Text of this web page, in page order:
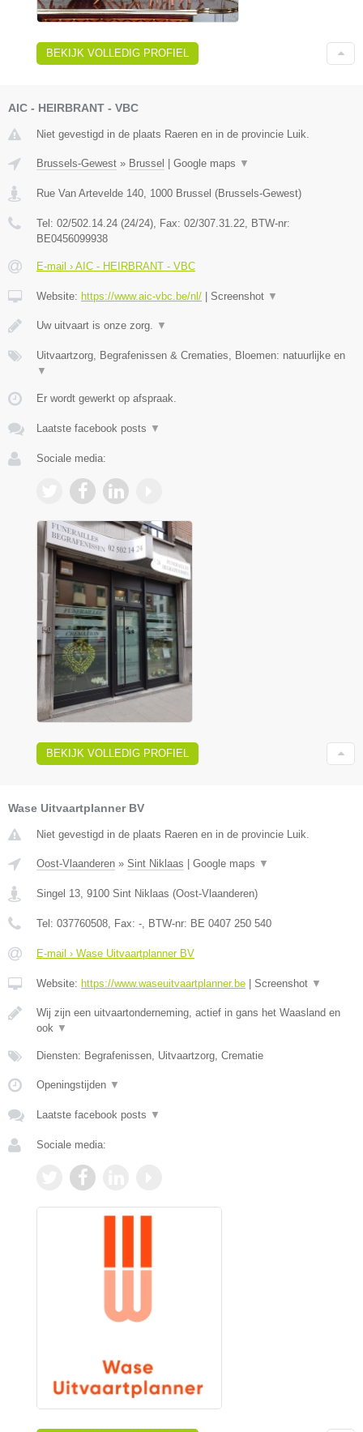
BEKIJK VOLLEDIG PROFIEL
AIC - HEIRBRANT - VBC
Niet gevestigd in de plaats Raeren en in de provincie Luik.
Brussels-Gewest » Brussel Google maps ▼
Rue Van Artevelde 140, 1000 Brussel (Brussels-Gewest)
Tel: 02/502.14.24 (24/24), Fax: 02/307.31.22, BTW-nr:
BE0456099938
E-mail › AIC - HEIRBRANT - VBC
Website: https://www.aic-vbc.be/nl/ Screenshot ▼
Uw uitvaart is onze zorg. ▼
Uitvaartzorg, Begrafenissen & Crematies, Bloemen: natuurlijke en
▼
Er wordt gewerkt op afspraak.
Laatste facebook posts ▼
Sociale media:
BEKIJK VOLLEDIG PROFIEL
Wase Uitvaartplanner BV
Niet gevestigd in de plaats Raeren en in de provincie Luik.
Oost-Vlaanderen » Sint Niklaas Google maps ▼
Singel 13 9100 Sint Niklaas (Oost-Vlaanderen)
Tel: 037760508 , Fax: - , BTW-nr: BE 0407 250 540
E-mail › Wase Uitvaartplanner BV
Website: https://www.waseuitvaartplanner.be Screenshot ▼
Wij zijn een uitvaartonderneming, actief in gans het Waasland en
ook ▼
Diensten: Begrafenissen, Uitvaartzorg, Crematie
Openingstijden ▼
Laatste facebook posts ▼
Sociale media: